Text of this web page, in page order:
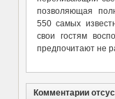
позволяющая
550 самых
свои гостям
предпочитают не
Комментарии